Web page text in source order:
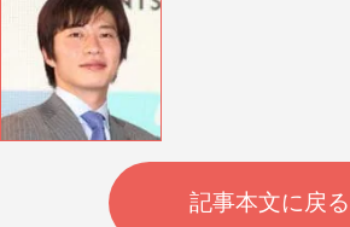
記事本文に戻る